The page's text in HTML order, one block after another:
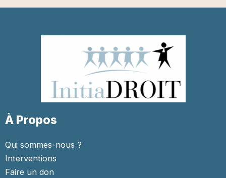
À Propos
Qui sommes-nous ?
Interventions
Faire un don